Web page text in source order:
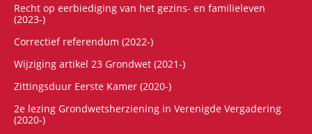
Recht op eerbiediging van het gezins- en familieleven
(2023-)
Correctief referendum (2022-)
Wijziging artikel 23 Grondwet (2021-)
Zittingsduur Eerste Kamer (2020-)
2e lezing Grondwetsherziening in Verenigde Vergadering
(2020-)